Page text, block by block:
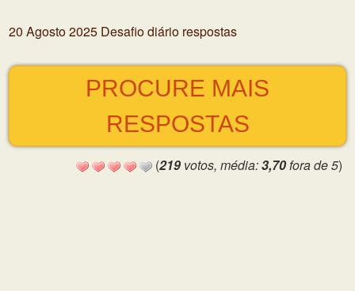
20 Agosto 2025 Desafio diário respostas
PROCURE MAIS
RESPOSTAS
(219 votos, média:3,70fora de 5)